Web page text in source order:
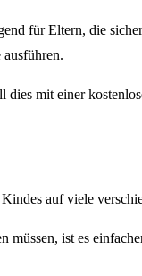
für Eltern, die
ausführen.
mit einer
auf viele
müssen, ist es